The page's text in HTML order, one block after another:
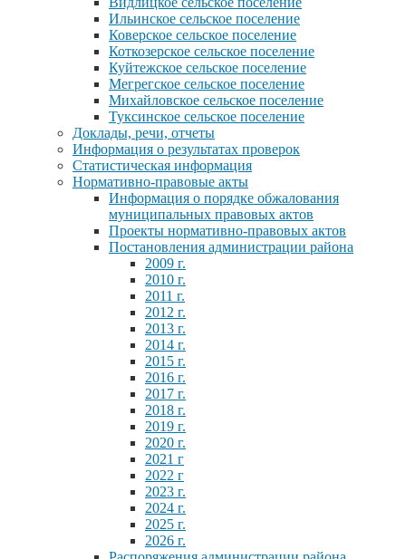
Ильинское сельское поселение
Коверское сельское поселение
Коткозерское сельское поселение
Куйтежское сельское поселение
Мегрегское сельское поселение
Михайловское сельское поселение
Туксинское сельское поселение
Доклады, речи, отчеты
Информация о результатах проверок
Статистическая информация
Нормативно-правовые акты
Информация о порядке обжалования
муниципальных правовых актов
Проекты нормативно-правовых актов
Постановления администрации района
2009 г.
2010 г.
2011 г.
2012 г.
2013 г.
2014 г.
2015 г.
2016 г.
2017 г.
2018 г.
2019 г.
2020 г.
2021 г
2022 г
2023 г.
2024 г.
2025 г.
2026 г.